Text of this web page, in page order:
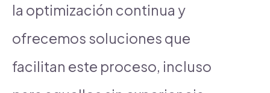
la optimización continua y
ofrecemos soluciones que
facilitan este proceso, incluso